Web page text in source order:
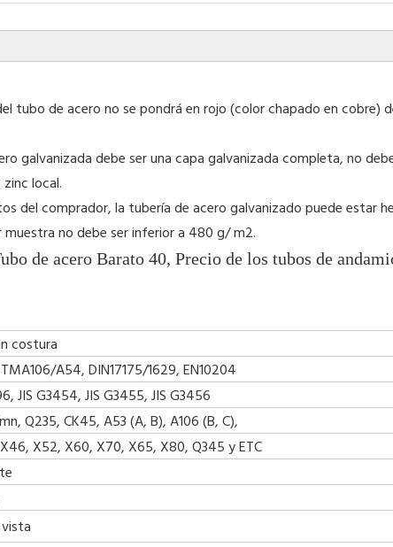
tubo de acero no se pondrá en rojo (color chapado en cobre)
galvanizada debe ser una capa galvanizada completa, no
local.
del comprador, la tubería de acero galvanizado puede estar
no debe ser inferior a 480 g/ m2.
de acero Barato 40, Precio de los tubos de
costura
A54, DIN17175/1629, EN10204
JIS G3454, JIS G3455, JIS G3456
Q235, CK45, A53 (A, B), A106 (B, C),
X52, X60, X70, X65, X80, Q345 y ETC